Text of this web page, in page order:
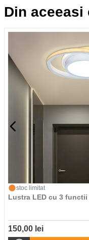
Din aceeasi
stoc limitat
Lustra LED cu 3
150,00 lei